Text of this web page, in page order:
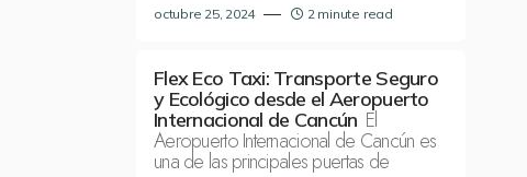
octubre 25, 2024 2 minute read
Flex Eco Taxi: Transporte Seguro
y Ecológico desde el Aeropuerto
Internacional de Cancún El
Aeropuerto Internacional de Cancún es
una de las principales puertas de